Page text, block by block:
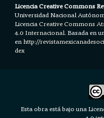
Licencia Creative Commons
Universidad Nacional
LicenciaCreative Commons
4.0 Internacional.Basada en
en http://
dex
Esta obra está bajo una